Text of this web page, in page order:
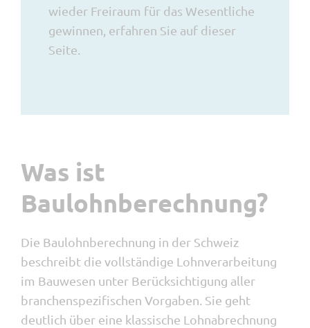
wieder Freiraum für das Wesentliche
gewinnen, erfahren Sie auf dieser
Seite.
Was ist
Baulohnberechnung?
Die Baulohnberechnung in der Schweiz
beschreibt die vollständige Lohnverarbeitung
im Bauwesen unter Berücksichtigung aller
branchenspezifischen Vorgaben. Sie geht
deutlich über eine klassische Lohnabrechnung